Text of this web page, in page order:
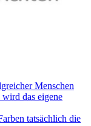
Menschen
das eigene
tatsächlich die